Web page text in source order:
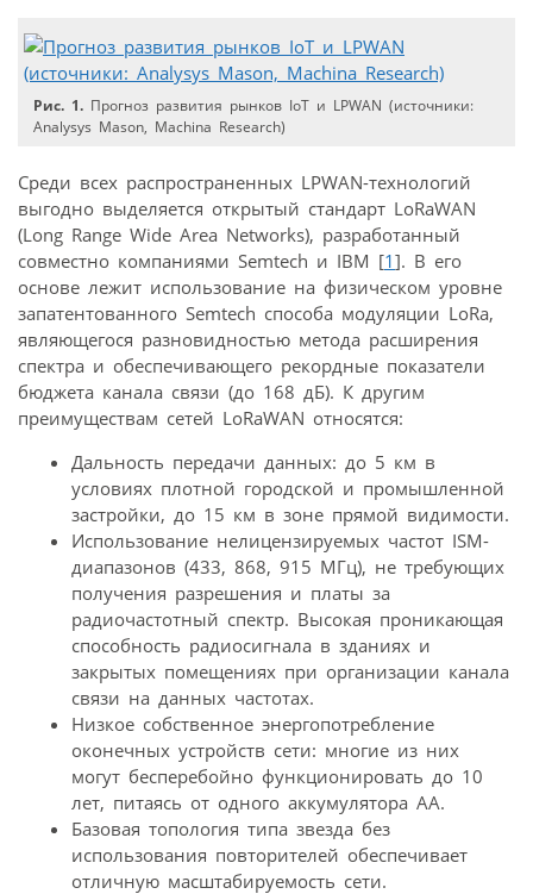
Рис. 1. Прогноз развития рынков IoT и LPWAN (источники:
Analysys Mason, Machina Research)
Среди всех распространенных LPWAN-технологий
выгодно выделяется открытый стандарт LoRaWAN
(Long Range Wide Area Networks), разработанный
совместно компаниями Semtech и IBM [1]. В его
основе лежит использование на физическом уровне
запатентованного Semtech способа модуляции LoRa,
являющегося разновидностью метода расширения
спектра и обеспечивающего рекордные показатели
бюджета канала связи (до 168 дБ). К другим
преимуществам сетей LoRaWAN относятся:
Дальность передачи данных: до 5 км в
условиях плотной городской и промышленной
застройки, до 15 км в зоне прямой видимости.
Использование нелицензируемых частот ISM-
диапазонов (433, 868, 915 МГц), не требующих
получения разрешения и платы за
радиочастотный спектр. Высокая проникающая
способность радиосигнала в зданиях и
закрытых помещениях при организации канала
связи на данных частотах.
Низкое собственное энергопотребление
оконечных устройств сети: многие из них
могут бесперебойно функционировать до 10
лет, питаясь от одного аккумулятора AA.
Базовая топология типа звезда без
использования повторителей обеспечивает
отличную масштабируемость сети.